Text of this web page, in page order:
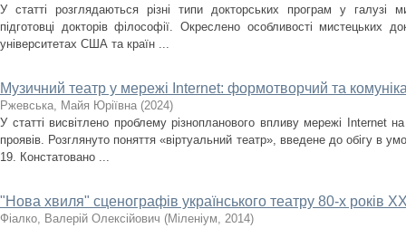
У статті розглядаються різні типи докторських програм у галузі
підготовці докторів філософії. Окреслено особливості мистецьких
університетах США та країн ...
Музичний театр у мережі Internet: формотворчий та
Ржевська, Майя Юріївна (2024)
У статті висвітлено проблему різнопланового впливу мережі Internet
проявів. Розглянyто поняття «віртуальний театр», введене до обігу в
19. Констатовано ...
"Нова хвиля" сценографів українського театру 80-х років ХХ
Фіалко, Валерій Олексійович (Міленіум, 2014)